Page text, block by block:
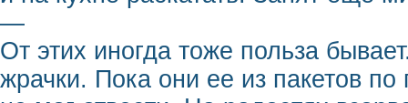
—
От этих иногда тоже польза
жрачки. Пока они ее из пакетов